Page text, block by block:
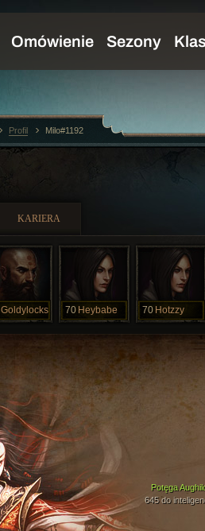
KARIERA
Goldylocks 70 Heybabe 70 Hotzzy
Potęga
645 do
Profil Milo#1192